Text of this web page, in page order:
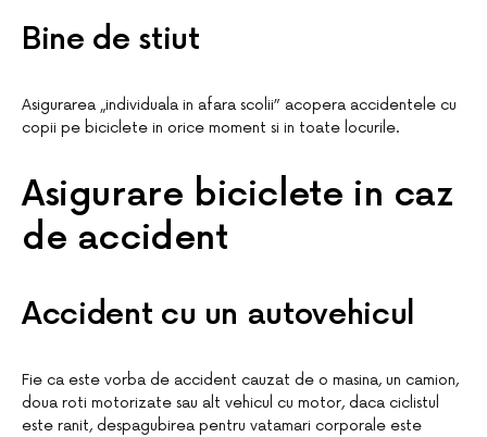
Bine de stiut
Asigurarea „individuala in afara scolii” acopera accidentele cu
copii pe biciclete in orice moment si in toate locurile.
Asigurare biciclete in caz
de accident
Accident cu un autovehicul
Fie ca este vorba de accident cauzat de o masina, un camion,
doua roti motorizate sau alt vehicul cu motor, daca ciclistul
este ranit, despagubirea pentru vatamari corporale este